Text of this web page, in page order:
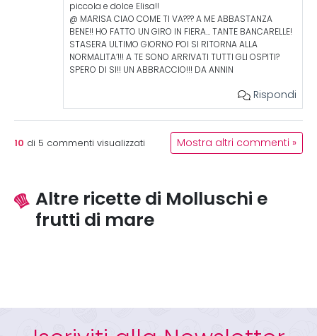
piccola e dolce Elisa!!
@ MARISA CIAO COME TI VA??? A ME ABBASTANZA
BENE!! HO FATTO UN GIRO IN FIERA… TANTE BANCARELLE!
STASERA ULTIMO GIORNO POI SI RITORNA ALLA
NORMALITA’!!! A TE SONO ARRIVATI TUTTI GLI OSPITI?
SPERO DI SI!! UN ABBRACCIO!!! DA ANNIN
Rispondi
10 di 5 commenti visualizzati Mostra altri commenti »
Altre ricette di Molluschi e
frutti di mare